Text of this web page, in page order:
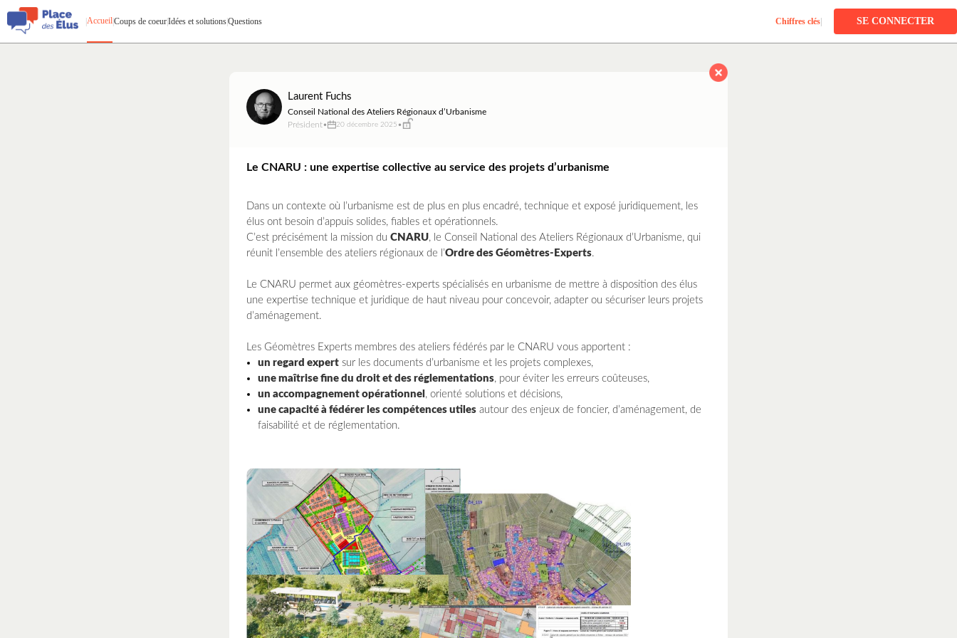
|Accueil|Coups de coeur|Idées et solutions|Questions Chiffres clés| SE CONNECTER
Laurent Fuchs
Conseil National des Ateliers Régionaux d’Urbanisme
Président• 20 décembre 2025 •
Le CNARU : une expertise collective au service des projets d’urbanisme
Dans un contexte où l’urbanisme est de plus en plus encadré, technique et exposé juridiquement, les
élus ont besoin d’appuis solides, fiables et opérationnels.
C’est précisément la mission du CNARU, le Conseil National des Ateliers Régionaux d’Urbanisme, qui
réunit l’ensemble des ateliers régionaux de l’Ordre des Géomètres-Experts.
Le CNARU permet aux géomètres-experts spécialisés en urbanisme de mettre à disposition des élus
une expertise technique et juridique de haut niveau pour concevoir, adapter ou sécuriser leurs projets
d’aménagement.
Les Géomètres Experts membres des ateliers fédérés par le CNARU vous apportent :
un regard expert sur les documents d’urbanisme et les projets complexes,
une maîtrise fine du droit et des réglementations, pour éviter les erreurs coûteuses,
un accompagnement opérationnel , orienté solutions et décisions,
une capacité à fédérer les compétences utiles autour des enjeux de foncier, d’aménagement, de
faisabilité et de réglementation.